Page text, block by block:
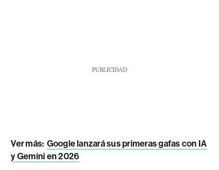
PUBLICIDAD
Ver más: Google lanzará sus primeras gafas con IA
y Gemini en 2026